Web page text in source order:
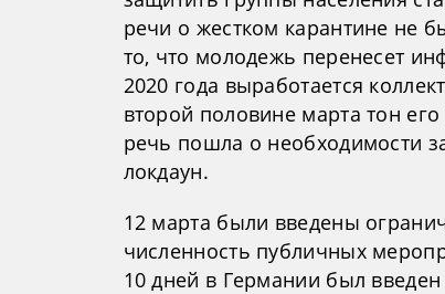
речи о жестком карантине не
то, что молодежь перенесет
2020 года выработается
второй половине марта тон
речь пошла о необходимости
локдаун.
12 марта были введены
численность публичных
10 дней в Германии был